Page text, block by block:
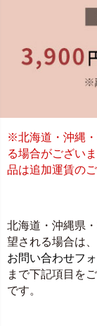
※北海道・沖縄
る場合がござい
品は追加運賃の
北海道・沖縄県
望される場合は、
お問い合わせフ
まで下記項目を
です。